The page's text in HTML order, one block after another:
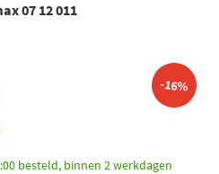
07 12 011
-16%
besteld, binnen 2 werkdagen